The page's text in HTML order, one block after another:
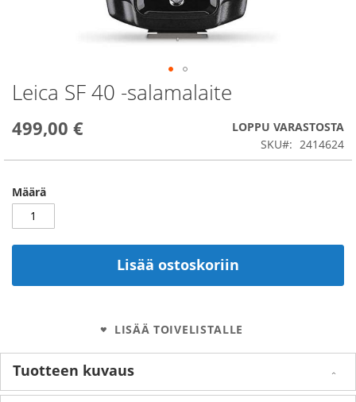
Leica SF 40 -salamalaite
499,00 €
LOPPU VARASTOSTA
SKU
2414624
Määrä
Lisää ostoskoriin
LISÄÄ TOIVELISTALLE
Skip
to
beginning
the
gallery
Tuotteen kuvaus